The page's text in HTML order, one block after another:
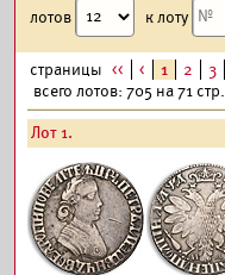
лотов к лоту
страницы << < 1 2 3
всего лотов: 705 на 71 стр.
Лот 1.